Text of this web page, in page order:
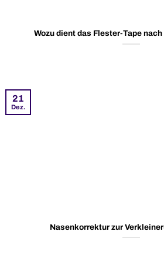
Wozu dient das Flester-Tape
Nasenkorrektur zur
21
Dez.